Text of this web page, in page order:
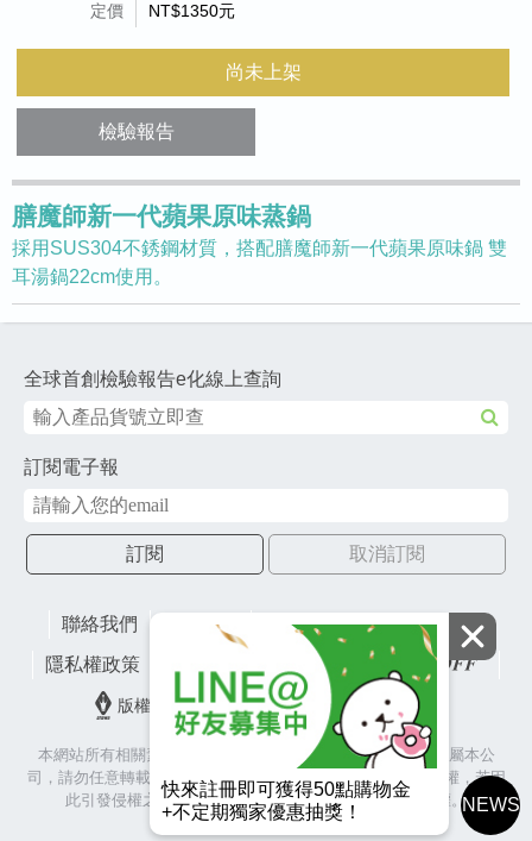
NEWS
快來註冊即可獲得50點購物金
+不定期獨家優惠抽獎！
定價
NT$1350元
尚未上架
檢驗報告
膳魔師新一代蘋果原味蒸鍋
採用SUS304不銹鋼材質，搭配膳魔師新一代蘋果原味鍋 雙
耳湯鍋22cm使用。
全球首創檢驗報告e化線上查詢
訂閱電子報
訂閱 取消訂閱
聯絡我們 網站地圖
財團法人有容教育基金會
隱私權政策
lifefactory
版權所有© 2026 皇冠金屬工業股份有限公司
本網站所有相關素材(含照片、圖片、影音、文字等)著作權皆屬本公
司，請勿任意轉載作為商業使用，並籲請尊重各代言人之肖像權，若因
此引發侵權之爭議與訴訟，本公司將保留相關法律追訴權。